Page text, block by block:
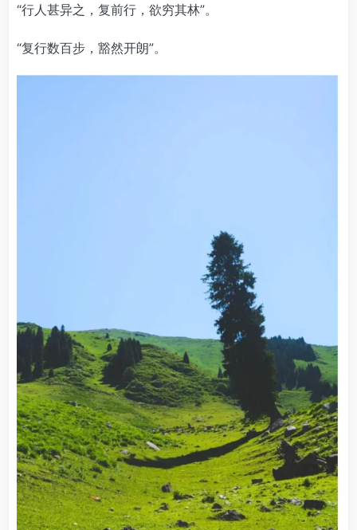
“行人甚异之，复前行，欲穷其林”。
“复行数百步，豁然开朗”。